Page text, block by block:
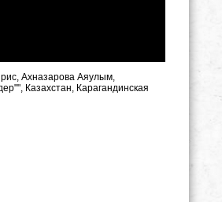
Ахназарова Аяулым,
Казахстан, Карагандинская